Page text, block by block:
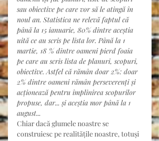
sau obiective pe care vor să le atingă în
noul an. Statistica ne relevă faptul că
până la 15 ianuarie, 80% dintre aceștia
uită ce au scris pe lista lor. Până la 1
martie, 18 % dintre oameni pierd foaia
pe care au scris lista de planuri, scopuri,
obiective. Astfel că rămân doar 2%: doar
2% dintre oameni rămân perseverenți și
acționează pentru împlinirea scopurilor
propuse, dar... și aceștia mor până la 1
august...
Chiar dacă glumele noastre se
construiesc pe realitățile noastre, totuși